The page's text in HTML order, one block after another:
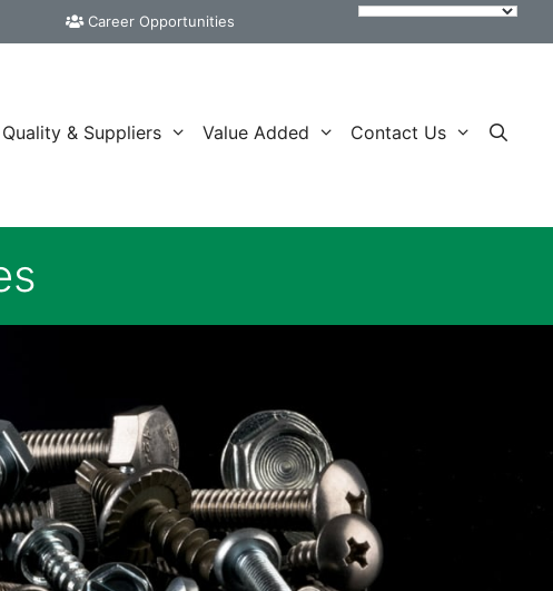
Career Opportunities
Quality & Suppliers Value Added Contact Us